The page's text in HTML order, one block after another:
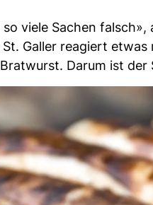
viele Sachen
Galler reagiert etwas
Darum ist der